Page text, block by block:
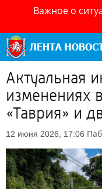
Важное о
Актуальная
изменениях
«Таврия» и
12 июня 2026, 17:06